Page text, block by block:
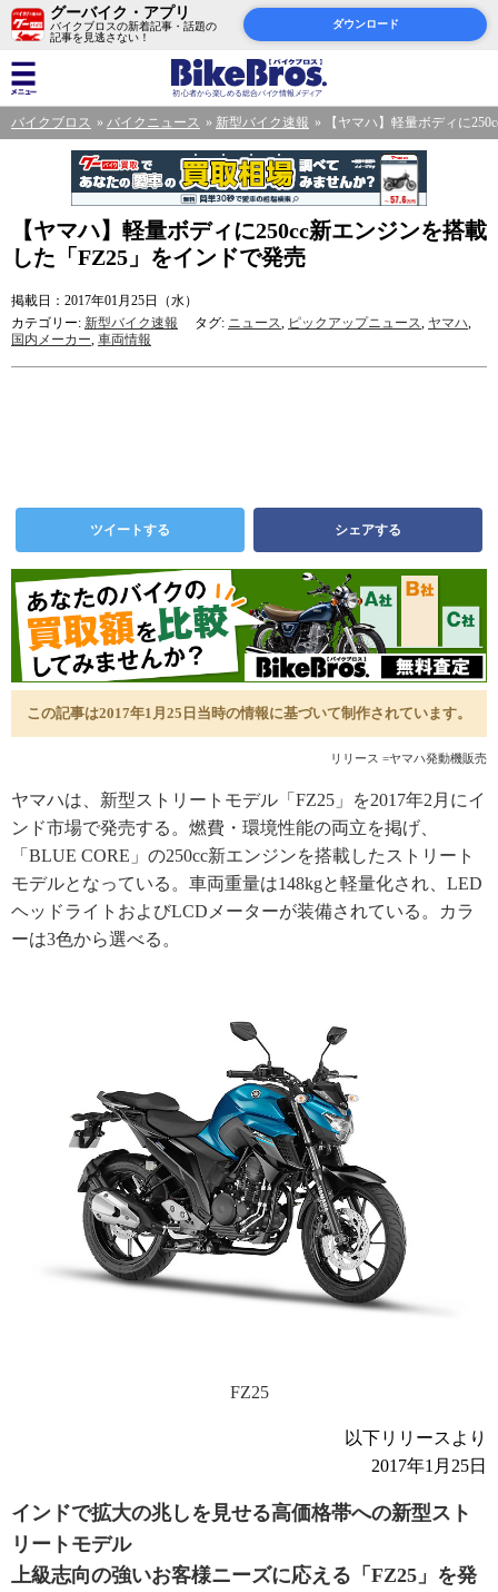
グーバイク・アプリ
バイクブロスの新着記事・話題の
記事を見逃さない！
ダウンロード
バイクブロス バイクニュース 新型バイク速報 【ヤマハ】軽量ボディに
【ヤマハ】軽量ボディに250cc新エンジンを搭載
した「FZ25」をインドで発売
掲載日：2017年01月25日（水）
カテゴリー: 新型バイク速報 タグ: ニュース, ピックアップニュース, ヤマハ,
国内メーカー, 車両情報
ツイートする シェアする
この記事は2017年1月25日当時の情報に基づいて制作されています。
リリース =ヤマハ発動機販売
ヤマハは、新型ストリートモデル「FZ25」を2017年2月にイ
ンド市場で発売する。燃費・環境性能の両立を掲げ、
「BLUE CORE」の250cc新エンジンを搭載したストリート
モデルとなっている。車両重量は148kgと軽量化され、LED
ヘッドライトおよびLCDメーターが装備されている。カラ
ーは3色から選べる。
FZ25
以下リリースより
2017年1月25日
インドで拡大の兆しを見せる高価格帯への新型スト
リートモデル
上級志向の強いお客様ニーズに応える「FZ25」を発